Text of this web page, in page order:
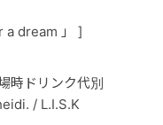
a dream 」 ]
時ドリンク代別
/ L.I.S.K